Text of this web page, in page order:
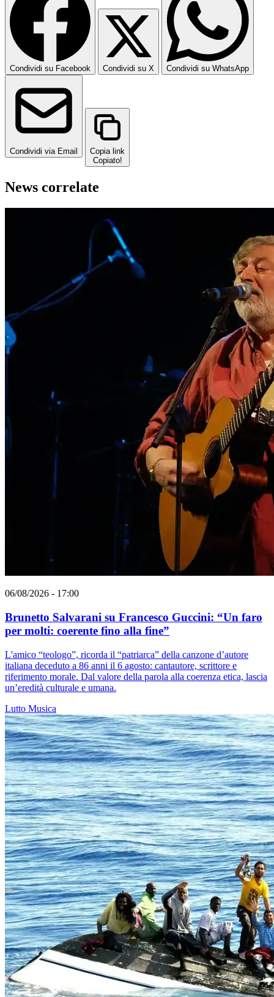
Condividi su Facebook Condividi su X Condividi su WhatsApp
Condividi via Email
Copia link
Copiato!
News correlate
06/08/2026 - 17:00
Brunetto Salvarani su Francesco Guccini: “Un faro
per molti: coerente fino alla fine”
L'amico “teologo”, ricorda il “patriarca” della canzone d’autore
italiana deceduto a 86 anni il 6 agosto: cantautore, scrittore e
riferimento morale. Dal valore della parola alla coerenza etica, lascia
un’eredità culturale e umana.
Lutto Musica